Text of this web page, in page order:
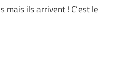
mais ils arrivent ! C’est le